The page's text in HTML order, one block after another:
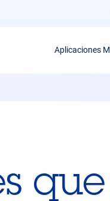
Aplicaciones